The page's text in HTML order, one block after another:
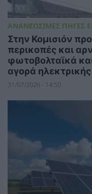
ΑΝΑΝΕΩΣΙΜΕΣ ΠΗΓΕΣ
Στην Κομισιόν
περικοπές και
φωτοβολταϊκά
αγορά ηλεκτρικής
31/07/2026 - 14:50